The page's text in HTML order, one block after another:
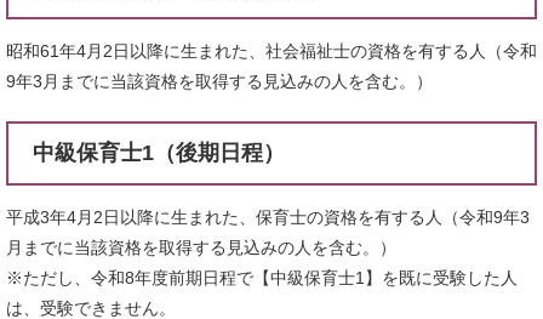
昭和61年4月2日以降に生まれた、社会福祉士の資格を有する人（令和
9年3月までに当該資格を取得する見込みの人を含む。）
中級保育士1（後期日程）
平成3年4月2日以降に生まれた、保育士の資格を有する人（令和9年3
月までに当該資格を取得する見込みの人を含む。）
※ただし、令和8年度前期日程で【中級保育士1】を既に受験した人
は、受験できません。